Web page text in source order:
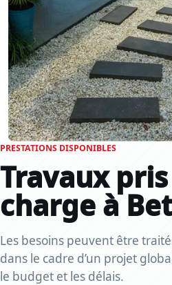
PRESTATIONS DISPONIBLES
Travaux
charge à
Les besoins peuvent être
dans le cadre d’un projet
le budget et les délais.